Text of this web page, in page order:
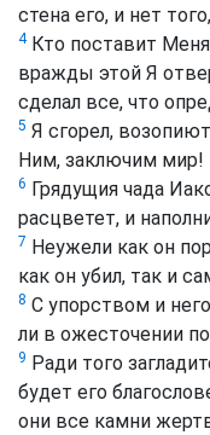
стена его, и нет
4Кто поставит
вражды этой Я
сделал все, что
5 Я сгорел,
Ним, заключим мир!
6 Грядущия чада
расцветет, и
7 Неужели как он
как он убил, так и
8 С упорством и
ли в ожесточении
9 Ради того
будет его
они все камни